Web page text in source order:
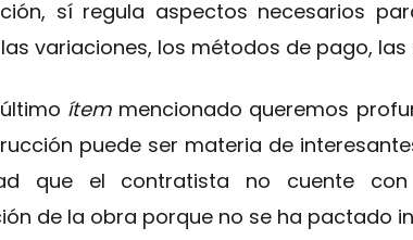
sí regula aspectos necesarios
variaciones, los métodos de pago,
ítem mencionado queremos
puede ser materia de
que el contratista no cuente
de la obra porque no se ha pactado